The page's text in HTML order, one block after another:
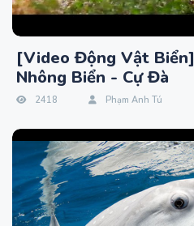
[Video Động Vật
Nhông Biển - Cự Đà
2418 Phạm Anh Tú